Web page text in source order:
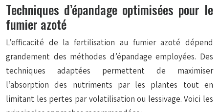
Techniques d’épandage optimisées pour le
fumier azoté
L’efficacité de la fertilisation au fumier azoté dépend
grandement des méthodes d’épandage employées. Des
techniques adaptées permettent de maximiser
l’absorption des nutriments par les plantes tout en
limitant les pertes par volatilisation ou lessivage. Voici les